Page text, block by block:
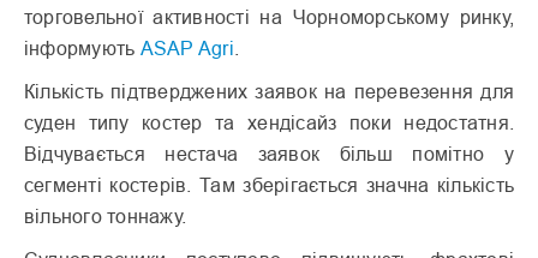
торговельної активності на Чорноморському ринку,
інформують ASAP Agri
Кількість підтверджених заявок на перевезення для
суден типу костер та хендісайз поки недостатня.
Відчувається нестача заявок більш помітно у
сегменті костерів. Там зберігається значна кількість
вільного тоннажу.